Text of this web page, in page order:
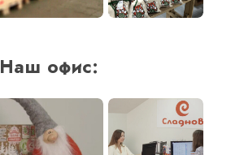
Наш офис: